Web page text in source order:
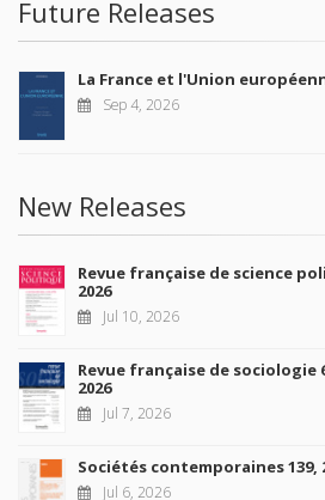
Future Releases
La France et l'Union
Sep 4, 2026
New Releases
Revue française de science
2026
Jul 10, 2026
Revue française de sociologie
2026
Jul 7, 2026
Sociétés contemporaines 139,
Jul 6, 2026